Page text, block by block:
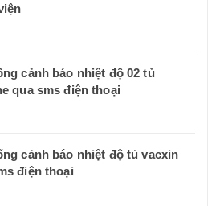
cảnh báo nhiệt độ 02 tủ
qua sms điện thoại
cảnh báo nhiệt độ tủ vacxin
điện thoại